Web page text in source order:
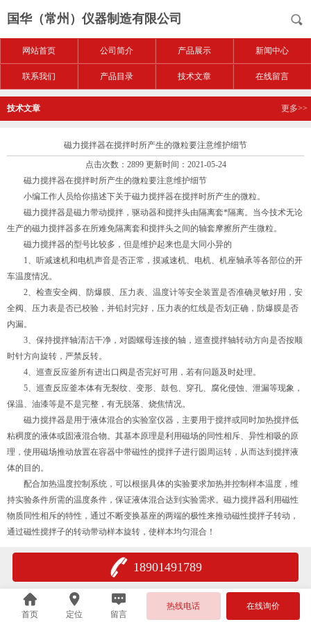
国华（常州）仪器制造有限公司
网站首页 公司简介 产品展示 新闻中心
联系我们 产品目录 技术文章 在线留言
技术文章 更多>>
磁力搅拌器在搅拌时所产生的微粒要注意维护细节
点击次数：2899 更新时间：2021-05-24
磁力搅拌器在搅拌时所产生的微粒要注意维护细节
小编工作人员给你描述下关于磁力搅拌器在搅拌时所产生的微粒。
磁力搅拌器是磁力带动搅拌，驱动器和搅拌头由隔离套*隔离。当今技术无论
生产的磁力搅拌器多在所难免隔离套和搅拌头之间的轴套摩擦所产生微粒。
磁力搅拌器的型号比较多，但是维护起来也是大同小异的
1、听减速机和电机声音是否正常，摸减速机、电机、机座轴承等各部位的开
车温度情况。
2、检查安全阀、防爆膜、压力表、温度计等安全装置是否准确灵敏好用，安
全阀、压力表是否已校验，并铅封完好，压力表的红线是否划正确，防爆膜是否
内漏。
3、保持搅拌轴清洁干净，对圆螺母连接的轴，巡查搅拌轴转动方向是否按顺
时针方向旋转，严禁反转。
4、巡查反应釜所有进出口阀是否完好可用，若有问题及时处理。
5、巡查反应釜本体有无裂纹、变形、鼓包、穿孔、腐化侵蚀、泄漏等现象，
保温、油漆等是不是完整，有无脱落、烧焦情况。
磁力搅拌器是用于液体混合的实验室仪器，主要用于搅拌或同时加热搅拌低
粘稠度的液体或固液混合物。其基本原理是利用磁场的同性相斥、异性相吸的原
理，使用磁场推动放置在容器中带磁性的搅拌子进行圆周运转，从而达到搅拌液
体的目的。
配合加热温度控制系统，可以根据具体的实验要求加热并控制样本温度，维
持实验条件所需的温度条件，保证液体混合达到实验需求。磁力搅拌器利用磁性
物质同性相斥的特性，通过不断变换基座的两端的极性来推动磁性搅拌子转动，
通过磁性搅拌子的转动带动样本旋转，使样本均匀混合！
18901491789
首页 定位 留言
热线电话 在线询价